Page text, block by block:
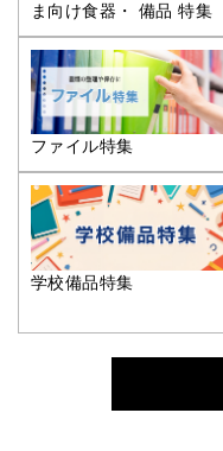
ま向け食器・ 備品 特集
ファイル特集
学校備品特集